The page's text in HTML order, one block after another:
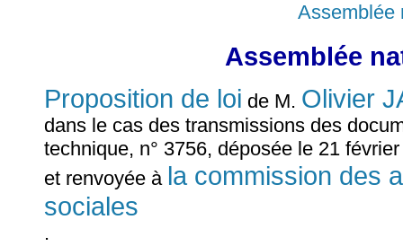
Assemblée
Assemblée
Proposition de loi de M. Olivier
dans le cas des transmissions des
technique, n° 3756, déposée le 21
et renvoyée à la commission des
sociales
.